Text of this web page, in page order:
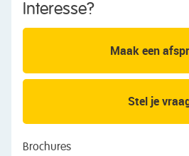
• Inclusief een eigen
parkeerplaatsen optioneel
Indeling van het appartement:
Gezamenlijke entree met
toegang tot de bergingen.
Interesse?
Maak een
Stel je
Brochures